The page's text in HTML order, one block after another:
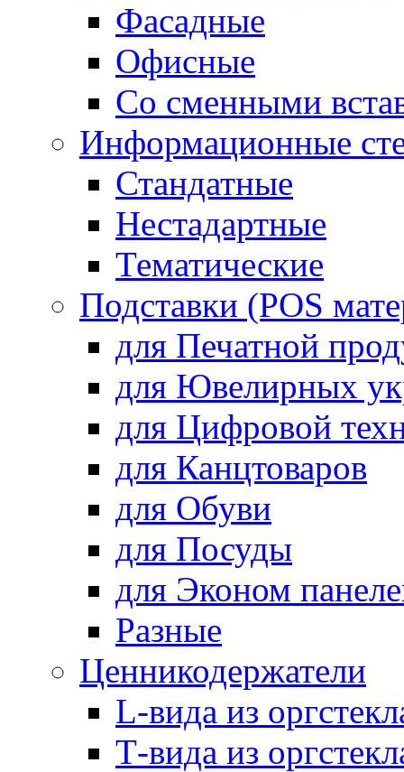
Фасадные
Офисные
Со сменными
Информационные
Стандатные
Нестадартные
Тематические
Подставки (POS
для Печатной
для Ювелирных
для Цифровой
для Канцтоваров
для Обуви
для Посуды
для Эконом
Разные
Ценникодержатели
L-вида из
Т-вида из